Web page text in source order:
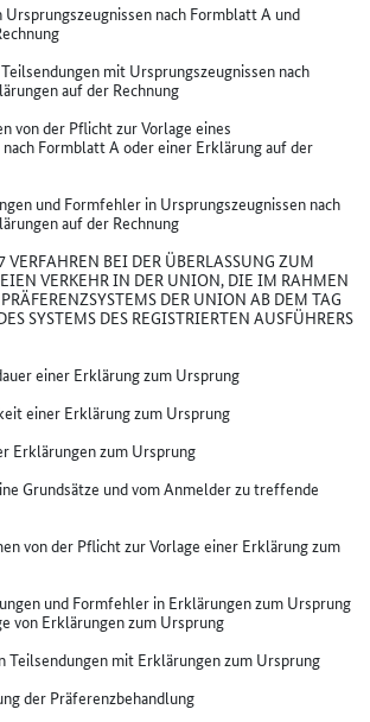
Ursprungszeugnissen nach Formblatt A und
mit Ursprungszeugnissen nach
auf der Rechnung
von der Pflicht zur Vorlage eines
Formblatt A oder einer Erklärung auf der
und Formfehler in Ursprungszeugnissen nach
auf der Rechnung
BEI DER ÜBERLASSUNG ZUM
VERKEHR IN DER UNION, DIE IM RAHMEN
DER UNION AB DEM TAG
SYSTEMS DES REGISTRIERTEN AUSFÜHRERS
einer Erklärung zum Ursprung
einer Erklärung zum Ursprung
Erklärungen zum Ursprung
Grundsätze und vom Anmelder zu treffende
von der Pflicht zur Vorlage einer Erklärung zum
und Formfehler in Erklärungen zum Ursprung
von Erklärungen zum Ursprung
Teilsendungen mit Erklärungen zum Ursprung
der Präferenzbehandlung